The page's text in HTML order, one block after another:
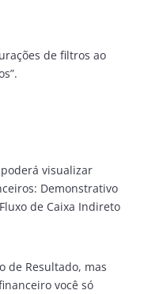
de filtros ao
visualizar
Demonstrativo
de Caixa Indireto
de Resultado, mas
você só